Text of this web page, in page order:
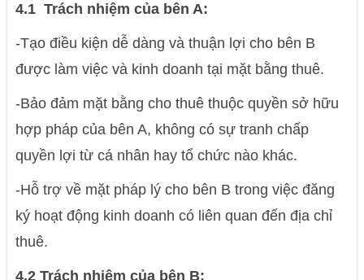
4.1 Trách nhiệm của bên A:
-Tạo điều kiện dễ dàng và thuận lợi cho bên B
được làm việc và kinh doanh tại mặt bằng thuê.
-Bảo đảm mặt bằng cho thuê thuộc quyền sở hữu
hợp pháp của bên A, không có sự tranh chấp
quyền lợi từ cá nhân hay tổ chức nào khác.
-Hỗ trợ về mặt pháp lý cho bên B trong việc đăng
ký hoạt động kinh doanh có liên quan đến địa chỉ
thuê.
4.2 Trách nhiệm của bên B: